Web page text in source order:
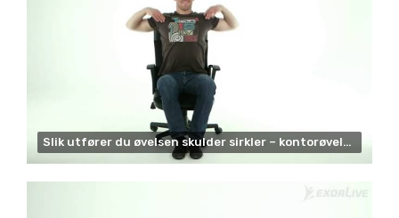
Slik utfører du øvelsen skulder sirkler – kontorøvelser